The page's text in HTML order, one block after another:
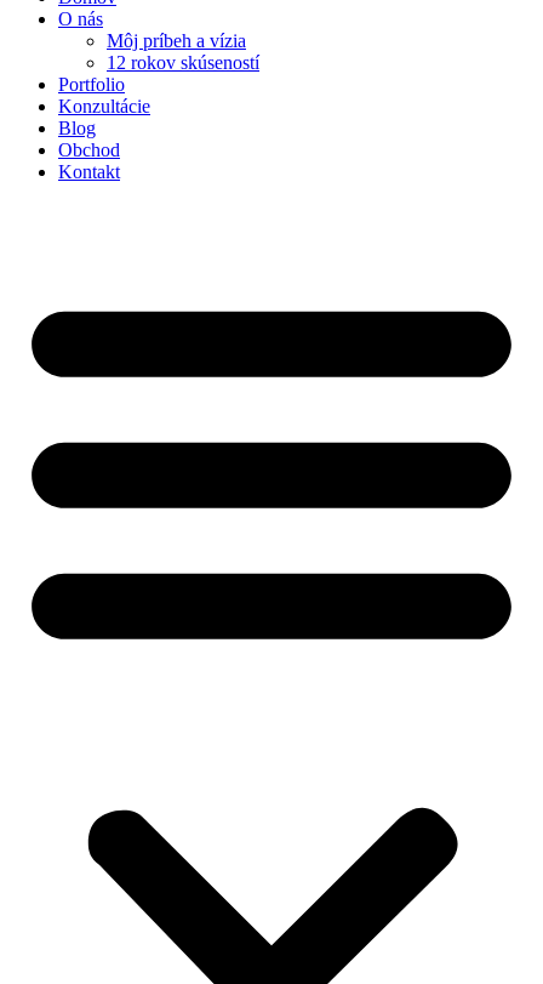
O nás
Môj príbeh a vízia
12 rokov skúseností
Portfolio
Konzultácie
Blog
Obchod
Kontakt